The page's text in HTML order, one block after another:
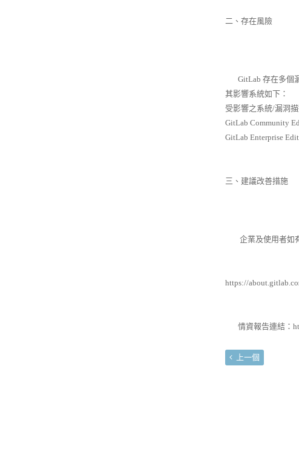
二、存在風險
GitLab 存在多個漏
其影響系統如下：
受影響之系統/漏洞描
GitLab Community
GitLab Enterprise
三、建議改善措施
企業及使用者如有
https://
情資報告連結：
上一個